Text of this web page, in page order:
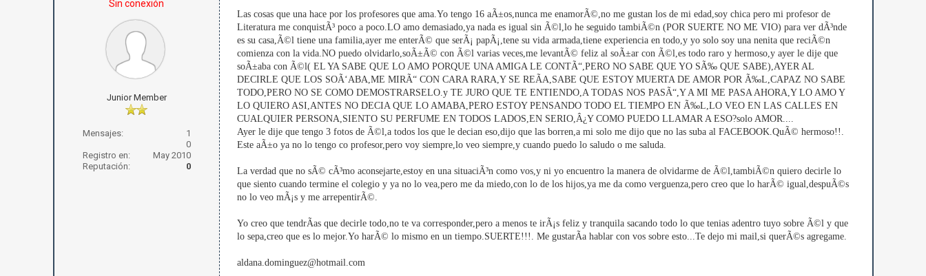
Sin conexión
Junior Member
Mensajes:
1
0
Registro en:
May 2010
Reputación:
0
Las cosas que una hace por los profesores que ama.Yo tengo 16 aÃ±os,nunca me enamorÃ©,no me gustan los de mi edad,soy chica pero mi profesor de
Literatura me conquistÃ³ poco a poco.LO amo demasiado,ya nada es igual sin Ã©l,lo he seguido tambiÃ©n (POR SUERTE NO ME VIO) para ver dÃ³nde
es su casa,Ã©l tiene una familia,ayer me enterÃ© que serÃ¡ papÃ¡,tene su vida armada,tiene experiencia en todo,y yo solo soy una nenita que reciÃ©n
comienza con la vida.NO puedo olvidarlo,soÃ±Ã© con Ã©l varias veces,me levantÃ© feliz al soÃ±ar con Ã©l,es todo raro y hermoso,y ayer le dije que
soÃ±aba con Ã©l( EL YA SABE QUE LO AMO PORQUE UNA AMIGA LE CONTÃ“,PERO NO SABE QUE YO SÃ‰ QUE SABE),AYER AL
DECIRLE QUE LOS SOÃ‘ABA,ME MIRÃ“ CON CARA RARA,Y SE REÃA,SABE QUE ESTOY MUERTA DE AMOR POR Ã‰L,CAPAZ NO SABE
TODO,PERO NO SE COMO DEMOSTRARSELO.y TE JURO QUE TE ENTIENDO,A TODAS NOS PASÃ“,Y A MI ME PASA AHORA,Y LO AMO Y
LO QUIERO ASI,ANTES NO DECIA QUE LO AMABA,PERO ESTOY PENSANDO TODO EL TIEMPO EN Ã‰L,LO VEO EN LAS CALLES EN
CUALQUIER PERSONA,SIENTO SU PERFUME EN TODOS LADOS,EN SERIO,Â¿Y COMO PUEDO LLAMAR A ESO?solo AMOR....
Ayer le dije que tengo 3 fotos de Ã©l,a todos los que le decian eso,dijo que las borren,a mi solo me dijo que no las suba al FACEBOOK.QuÃ© hermoso!!.
Este aÃ±o ya no lo tengo co profesor,pero voy siempre,lo veo siempre,y cuando puedo lo saludo o me saluda.
La verdad que no sÃ© cÃ³mo aconsejarte,estoy en una situaciÃ³n como vos,y ni yo encuentro la manera de olvidarme de Ã©l,tambiÃ©n quiero decirle lo
que siento cuando termine el colegio y ya no lo vea,pero me da miedo,con lo de los hijos,ya me da como verguenza,pero creo que lo harÃ© igual,despuÃ©s
no lo veo mÃ¡s y me arrepentirÃ©.
Yo creo que tendrÃ­as que decirle todo,no te va corresponder,pero a menos te irÃ¡s feliz y tranquila sacando todo lo que tenias adentro tuyo sobre Ã©l y que
lo sepa,creo que es lo mejor.Yo harÃ© lo mismo en un tiempo.SUERTE!!!. Me gustarÃ­a hablar con vos sobre esto...Te dejo mi mail,si querÃ©s agregame.
aldana.dominguez@hotmail.com